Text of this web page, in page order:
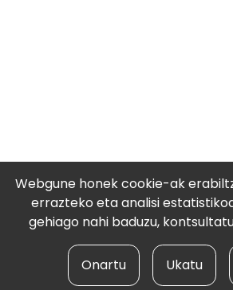
Webgune honek cookie-ak
errazteko eta analisi
gehiago nahi baduzu,
Onartu Ukatu